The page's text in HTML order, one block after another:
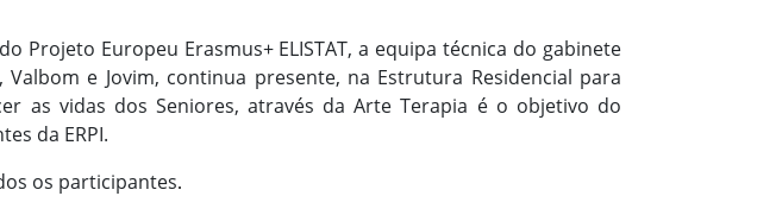
Europeu Erasmus+ ELISTAT, a equipa técnica do gabinete
e Jovim, continua presente, na Estrutura Residencial para
as vidas dos Seniores, através da Arte Terapia é o objetivo do
da ERPI.
os participantes.